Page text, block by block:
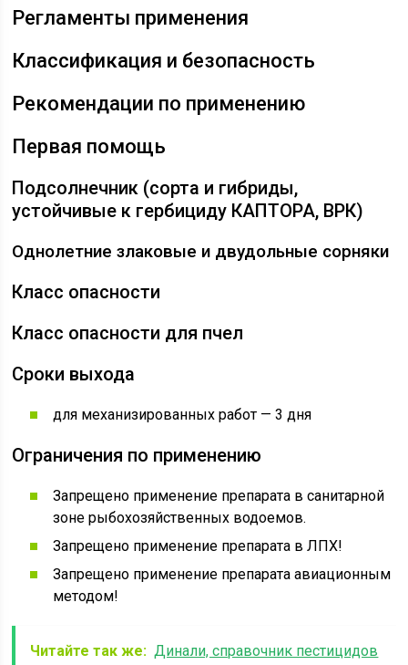
Регламенты применения
Классификация и безопасность
Рекомендации по применению
Первая помощь
Подсолнечник (сорта и гибриды,
устойчивые к гербициду КАПТОРА, ВРК)
Однолетние злаковые и двудольные сорняки
Класс опасности
Класс опасности для пчел
Сроки выхода
для механизированных работ — 3 дня
Ограничения по применению
Запрещено применение препарата в санитарной
зоне рыбохозяйственных водоемов.
Запрещено применение препарата в ЛПХ!
Запрещено применение препарата авиационным
методом!
Читайте так же: Динали, справочник пестицидов